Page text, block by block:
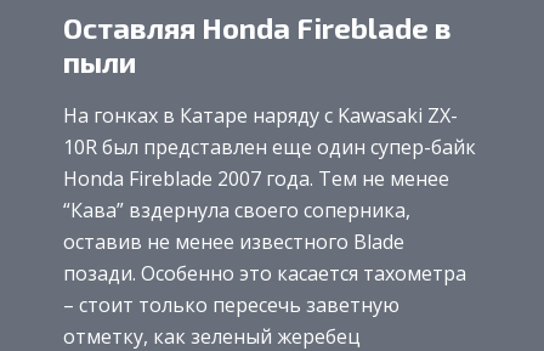
Оставляя Honda Fireblade в
пыли
На гонках в Катаре наряду с Kawasaki ZX-
10R был представлен еще один супер-байк
Honda Fireblade 2007 года. Тем не менее
“Кава” вздернула своего соперника,
оставив не менее известного Blade
позади. Особенно это касается тахометра
– стоит только пересечь заветную
отметку, как зеленый жеребец